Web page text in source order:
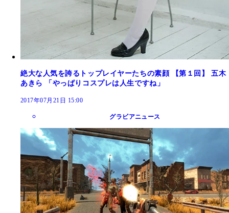
絶大な人気を誇るトップレイヤーたちの素顔 【第１回】 五木
あきら 「やっぱりコスプレは人生ですね」
2017年07月21日 15:00
グラビアニュース